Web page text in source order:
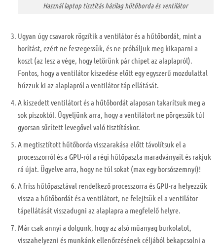
Használ laptop tisztítás házilag hűtőborda és ventilátor
Ugyan úgy csavarok rögzítik a ventilátor és a hűtőbordát, mint a
borítást, ezért ne feszegessük, és ne próbáljuk meg kikaparni a
koszt (az lesz a vége, hogy letörünk pár chipet az alaplapról).
Fontos, hogy a ventilátor kiszedése előtt egy egyszerű mozdulattal
húzzuk ki az alaplapról a ventilátor táp ellátását.
A kiszedett ventilátort és a hűtőbordát alaposan takarítsuk meg a
sok piszoktól. Ügyeljünk arra, hogy a ventilátort ne pörgessük túl
gyorsan sűrített levegővel való tisztításkor.
A megtisztított hűtőborda visszarakása előtt távolítsuk el a
processzorról és a GPU-ról a régi hűtőpaszta maradványait és rakjuk
rá újat. Ügyelve arra, hogy ne túl sokat (max egy borsószemnyi)!
A friss hűtőpasztával rendelkező processzorra és GPU-ra helyezzük
vissza a hűtőbordát és a ventilátort, ne felejtsük el a ventilátor
tápellátását visszadugni az alaplapra a megfelelő helyre.
Már csak annyi a dolgunk, hogy az alsó műanyag burkolatot,
visszahelyezni és munkánk ellenőrzésének céljából bekapcsolni a